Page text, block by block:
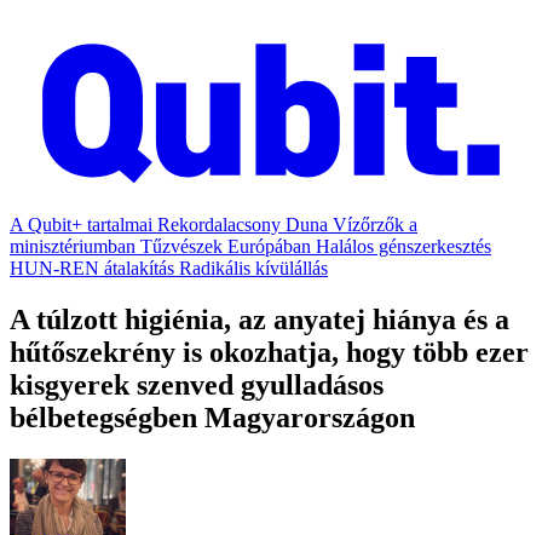
A Qubit+ tartalmai Rekordalacsony Duna Vízőrzők a
minisztériumban Tűzvészek Európában Halálos génszerkesztés
HUN-REN átalakítás Radikális kívülállás
A túlzott higiénia, az anyatej hiánya és a
hűtőszekrény is okozhatja, hogy több ezer
kisgyerek szenved gyulladásos
bélbetegségben Magyarországon